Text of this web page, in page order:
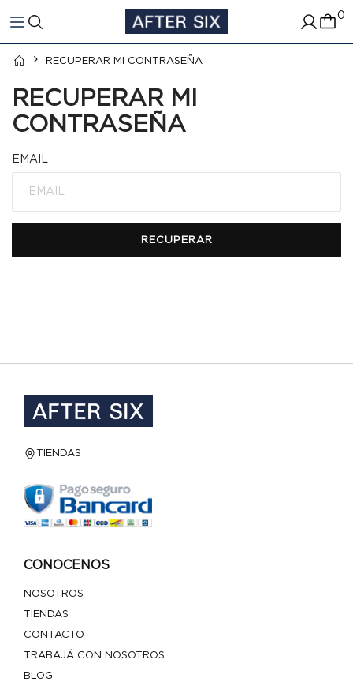
0
RECUPERAR MI CONTRASEÑA
RECUPERAR MI
CONTRASEÑA
EMAIL
RECUPERAR
TIENDAS
CONOCENOS
NOSOTROS
TIENDAS
CONTACTO
TRABAJÁ CON NOSOTROS
BLOG